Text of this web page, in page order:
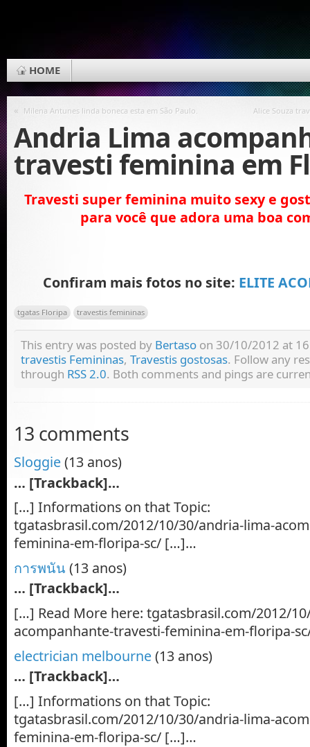
HOME
« Milena Antunes linda boneca esta em São Paulo. Alice Souza
Andria Lima
travesti feminina em
Travesti super feminina muito sexy e
para você que adora uma boa
Confiram mais fotos no site: ELITE
tgatas Floripa travestis femininas
This entry was posted by Bertaso on 30/10/2012 at
travestis Femininas, Travestis gostosas. Follow any
through RSS 2.0. Both comments and pings are
13 comments
Sloggie(13 anos)
… [Trackback]…
[…] Informations on that Topic:
tgatasbrasil.com/2012/10/30/andria-lima-
feminina-em-floripa-sc/ […]…
การพนัน (13 anos)
… [Trackback]…
[…] Read More here: tgatasbrasil.com/2012/
acompanhante-travesti-feminina-em-floripa-
electrician melbourne(13 anos)
… [Trackback]…
[…] Informations on that Topic:
tgatasbrasil.com/2012/10/30/andria-lima-
feminina-em-floripa-sc/ […]…